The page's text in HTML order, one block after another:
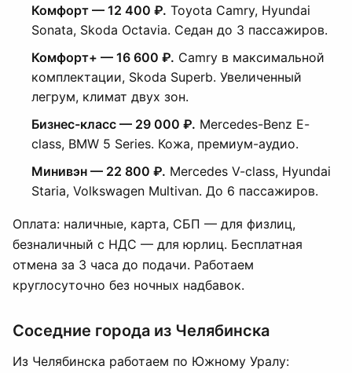
Комфорт — 12 400 ₽. Toyota Camry, Hyundai
Sonata, Skoda Octavia. Седан до 3 пассажиров.
Комфорт+ — 16 600 ₽. Camry в максимальной
комплектации, Skoda Superb. Увеличенный
легрум, климат двух зон.
Бизнес-класс — 29 000 ₽. Mercedes-Benz E-
class, BMW 5 Series. Кожа, премиум-аудио.
Минивэн — 22 800 ₽. Mercedes V-class, Hyundai
Staria, Volkswagen Multivan. До 6 пассажиров.
Оплата: наличные, карта, СБП — для физлиц,
безналичный с НДС — для юрлиц. Бесплатная
отмена за 3 часа до подачи. Работаем
круглосуточно без ночных надбавок.
Соседние города из Челябинска
Из Челябинска работаем по Южному Уралу: